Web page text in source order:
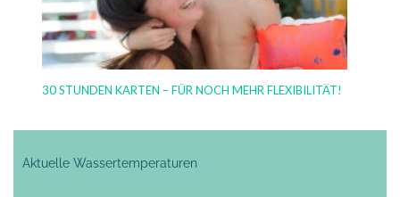
30 STUNDEN KARTEN – FÜR NOCH MEHR FLEXIBILITÄT!
Aktuelle Wassertemperaturen